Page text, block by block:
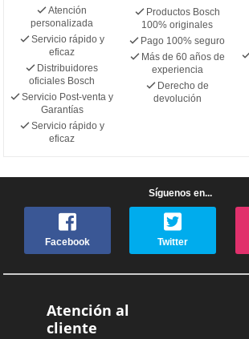
Atención
personalizada
Servicio rápido y
eficaz
Distribuidores
oficiales Bosch
Servicio Post-venta y
Garantías
Servicio rápido y
eficaz
Productos Bosch
100% originales
Pago 100% seguro
Más de 60 años de
experiencia
Derecho de
devolución
Síguenos en...
Facebook Twitter
Atención al
cliente